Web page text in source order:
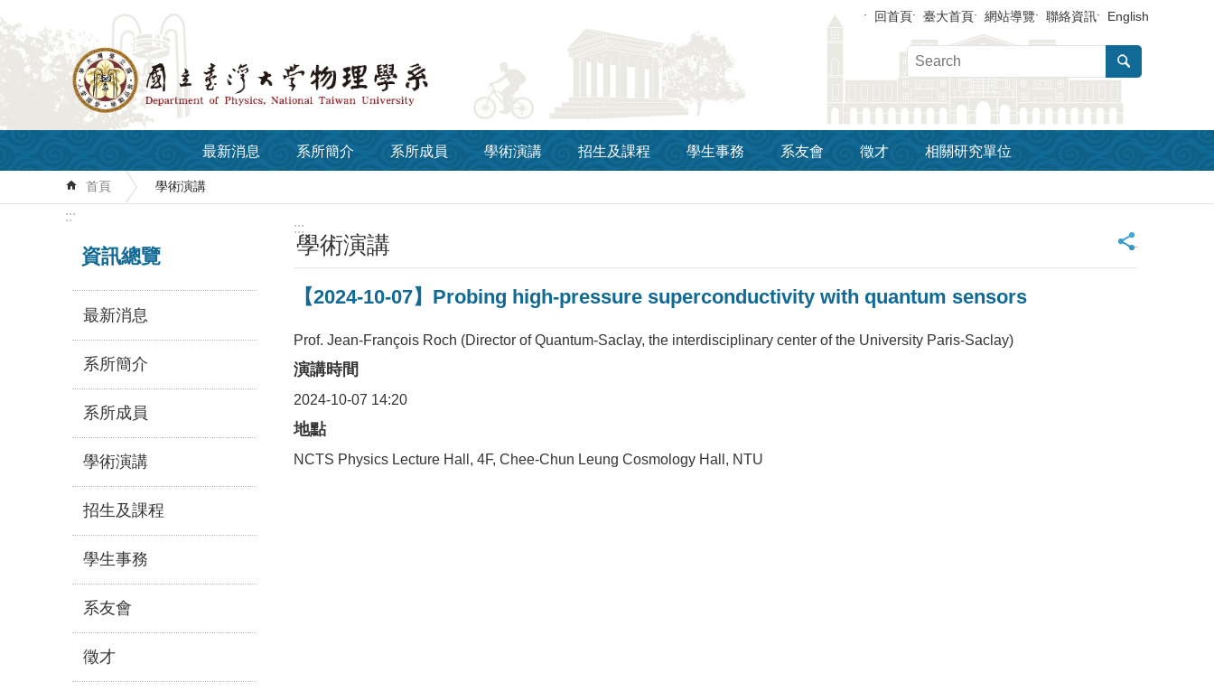
跳到主要內容區塊 回首頁 臺大首頁 網站導覽 聯絡資訊 English
最新消息 系所簡介 系所成員 學術演講 招生及課程 學生事務 系友會 徵才 相關研究單位
首頁 學術演講
:::
資訊總覽
最新消息
系所簡介
系所成員
學術演講
招生及課程
學生事務
系友會
徵才
:::
學術演講 _
【2024-10-07】Probing high-pressure superconductivity with quantum sensors
Prof. Jean-François Roch (Director of Quantum-Saclay, the interdisciplinary center of the University Paris-Saclay)
演講時間
2024-10-07 14:20
地點
NCTS Physics Lecture Hall, 4F, Chee-Chun Leung Cosmology Hall, NTU